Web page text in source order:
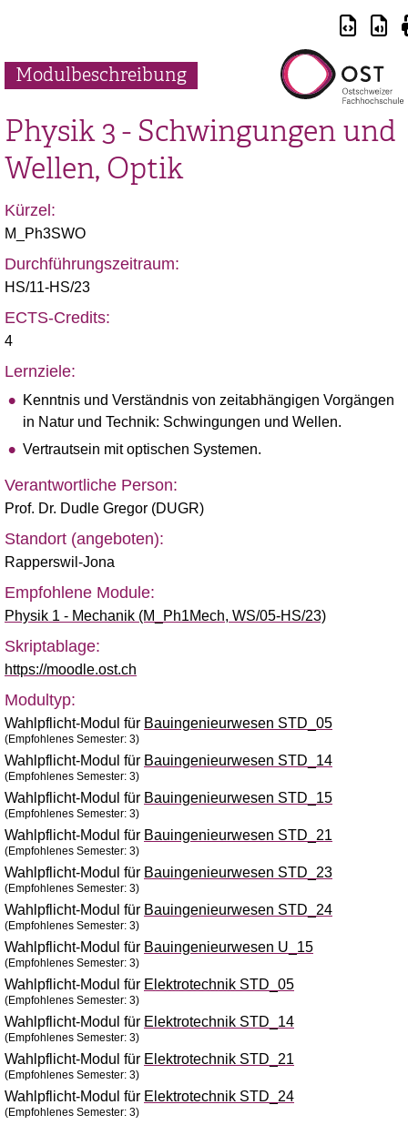
Modulbeschreibung
Physik 3 - Schwingungen und
Wellen, Optik
Kürzel:
M_Ph3SWO
Durchführungszeitraum:
HS/11-HS/23
ECTS-Credits:
4
Lernziele:
Kenntnis und Verständnis von zeitabhängigen Vorgängen
in Natur und Technik: Schwingungen und Wellen.
Vertrautsein mit optischen Systemen.
Verantwortliche Person:
Prof. Dr. Dudle Gregor (DUGR)
Standort (angeboten):
Rapperswil-Jona
Empfohlene Module:
Physik 1 - Mechanik (M_Ph1Mech, WS/05-HS/23)
Skriptablage:
https://moodle.ost.ch
Modultyp:
Wahlpflicht-Modul für Bauingenieurwesen STD_05
(Empfohlenes Semester: 3)
Wahlpflicht-Modul für Bauingenieurwesen STD_14
(Empfohlenes Semester: 3)
Wahlpflicht-Modul für Bauingenieurwesen STD_15
(Empfohlenes Semester: 3)
Wahlpflicht-Modul für Bauingenieurwesen STD_21
(Empfohlenes Semester: 3)
Wahlpflicht-Modul für Bauingenieurwesen STD_23
(Empfohlenes Semester: 3)
Wahlpflicht-Modul für Bauingenieurwesen STD_24
(Empfohlenes Semester: 3)
Wahlpflicht-Modul für Bauingenieurwesen U_15
(Empfohlenes Semester: 3)
Wahlpflicht-Modul für Elektrotechnik STD_05
(Empfohlenes Semester: 3)
Wahlpflicht-Modul für Elektrotechnik STD_14
(Empfohlenes Semester: 3)
Wahlpflicht-Modul für Elektrotechnik STD_21
(Empfohlenes Semester: 3)
Wahlpflicht-Modul für Elektrotechnik STD_24
(Empfohlenes Semester: 3)